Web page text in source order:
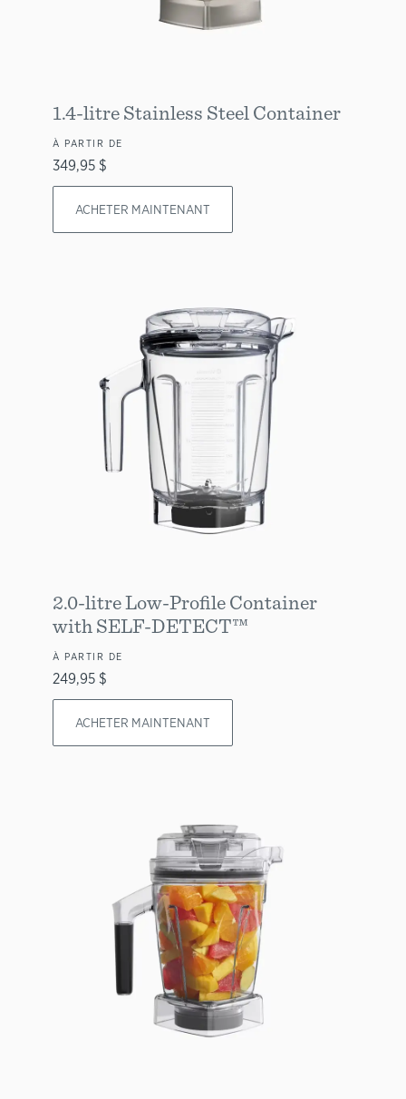
1.4-litre Stainless Steel Container
À PARTIR DE
349,95 $
ACHETER MAINTENANT
2.0-litre Low-Profile Container
with SELF-DETECT™
À PARTIR DE
249,95 $
ACHETER MAINTENANT